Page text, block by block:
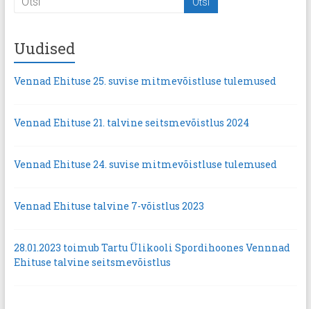
Uudised
Vennad Ehituse 25. suvise mitmevõistluse tulemused
Vennad Ehituse 21. talvine seitsmevõistlus 2024
Vennad Ehituse 24. suvise mitmevõistluse tulemused
Vennad Ehituse talvine 7-võistlus 2023
28.01.2023 toimub Tartu Ülikooli Spordihoones Vennnad
Ehituse talvine seitsmevõistlus